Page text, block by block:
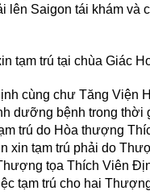
lên Saigon tái khám và
tạm trú tại chùa Giác
cùng chư Tăng Viện
dưỡng bệnh trong
trú do Hòa thượng
xin tạm trú phải do
tọa Thích Viên
tạm trú cho hai